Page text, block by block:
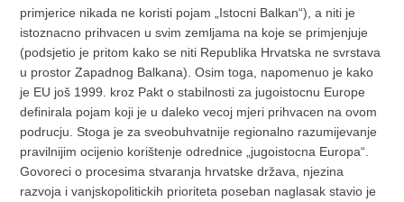
primjerice nikada ne koristi pojam „Istocni Balkan“), a niti je
istoznacno prihvacen u svim zemljama na koje se primjenjuje
(podsjetio je pritom kako se niti Republika Hrvatska ne svrstava
u prostor Zapadnog Balkana). Osim toga, napomenuo je kako
je EU još 1999. kroz Pakt o stabilnosti za jugoistocnu Europe
definirala pojam koji je u daleko vecoj mjeri prihvacen na ovom
podrucju. Stoga je za sveobuhvatnije regionalno razumijevanje
pravilnijim ocijenio korištenje odrednice „jugoistocna Europa“.
Govoreci o procesima stvaranja hrvatske država, njezina
razvoja i vanjskopolitickih prioriteta poseban naglasak stavio je